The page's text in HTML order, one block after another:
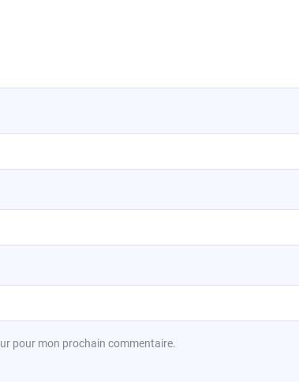
pour mon prochain commentaire.